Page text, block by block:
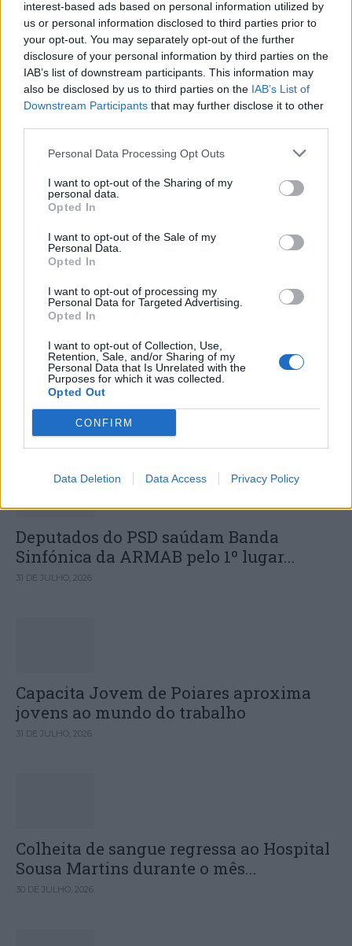
interest-based ads based on personal information utilized by
us or personal information disclosed to third parties prior to
your opt-out. You may separately opt-out of the further
disclosure of your personal information by third parties on the
IAB’s list of downstream participants. This information may
also be disclosed by us to third parties on the IAB’s List of
Downstream Participants that may further disclose it to other
Personal Data Processing Opt Outs
I want to opt-out of the Sharing of my
personal data.
Opted In
I want to opt-out of the Sale of my
Personal Data.
Opted In
I want to opt-out of processing my
Personal Data for Targeted Advertising.
Opted In
I want to opt-out of Collection, Use,
Retention, Sale, and/or Sharing of my
Personal Data that Is Unrelated with the
Purposes for which it was collected.
Opted Out
CONFIRM
Data Deletion Data Access Privacy Policy
Capacita Jovem de Poiares aproxima
jovens ao mundo do trabalho
Colheita de sangue regressa ao
Hospital Sousa Martins durante o mês
de agosto
DESTAQUES
Deputados do PSD saúdam Banda
Sinfónica da ARMAB pelo 1º lugar...
31 DE JULHO, 2026
Capacita Jovem de Poiares aproxima
jovens ao mundo do trabalho
31 DE JULHO, 2026
Colheita de sangue regressa ao Hospital
Sousa Martins durante o mês...
30 DE JULHO, 2026